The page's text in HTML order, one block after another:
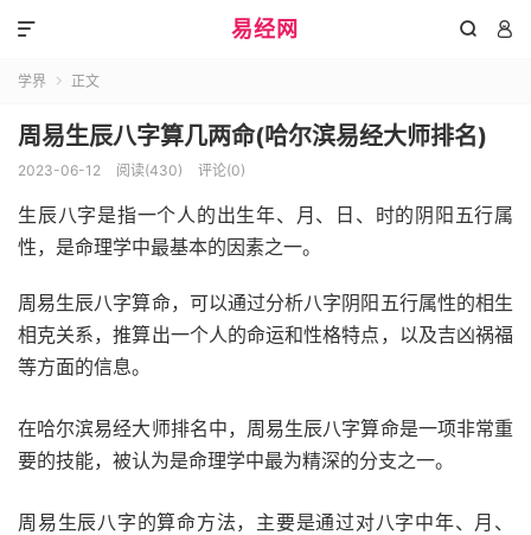
易经网  

学界  正文
周易生辰八字算几两命(哈尔滨易经大师排名)
2023-06-12 阅读(430) 评论(0)
生辰八字是指一个人的出生年、月、日、时的阴阳五行属
性，是命理学中最基本的因素之一。
周易生辰八字算命，可以通过分析八字阴阳五行属性的相生
相克关系，推算出一个人的命运和性格特点，以及吉凶祸福
等方面的信息。
在哈尔滨易经大师排名中，周易生辰八字算命是一项非常重
要的技能，被认为是命理学中最为精深的分支之一。
周易生辰八字的算命方法，主要是通过对八字中年、月、